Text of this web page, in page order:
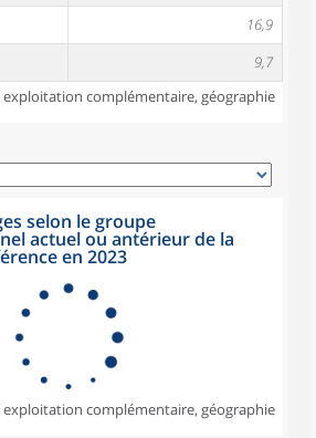
16,9
9,7
exploitation complémentaire, géographie
selon le groupe
actuel ou antérieur de la
en 2023
exploitation complémentaire, géographie